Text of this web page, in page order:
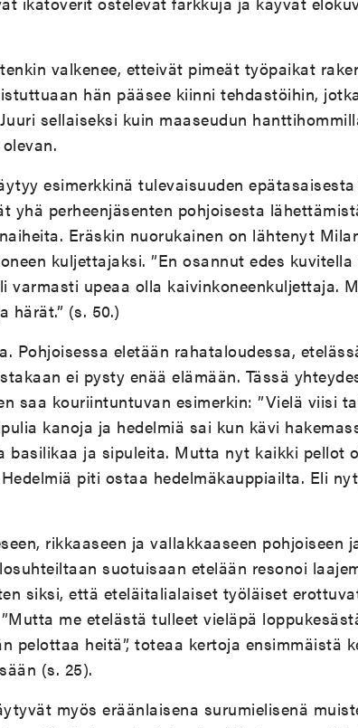
valkenee, etteivät pimeät työpaikat
hän pääsee kiinni tehdastöihin,
sellaiseksi kuin maaseudun
esimerkkinä tulevaisuuden
yhä perheenjäsenten pohjoisesta
Eräskin nuorukainen on lähtenyt
kuljettajaksi. ”En osannut edes kuvitella
varmasti upeaa olla kaivinkoneenkuljettaja.
härät.” (s. 50.)
Pohjoisessa eletään rahataloudessa,
ei pysty enää elämään. Tässä
saa kouriintuntuvan esimerkin: ”Vielä viisi
kanoja ja hedelmiä sai kun kävi
basilikaa ja sipuleita. Mutta nyt kaikki pellot
piti ostaa hedelmäkauppiailta. Eli
rikkaaseen ja vallakkaaseen pohjoiseen
suotuisaan etelään resonoi
siksi, että eteläitalialaiset työläiset
me etelästä tulleet vieläpä
pelottaa heitä”, toteaa kertoja ensimmäistä
(s. 25).
myös eräänlaisena surumielisenä